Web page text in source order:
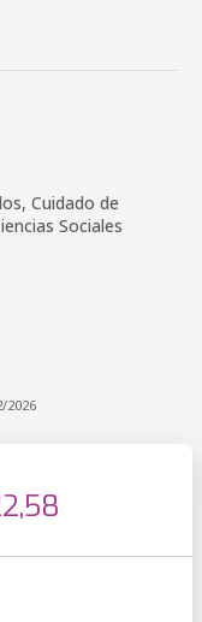
Cuidado de
Sociales
2026